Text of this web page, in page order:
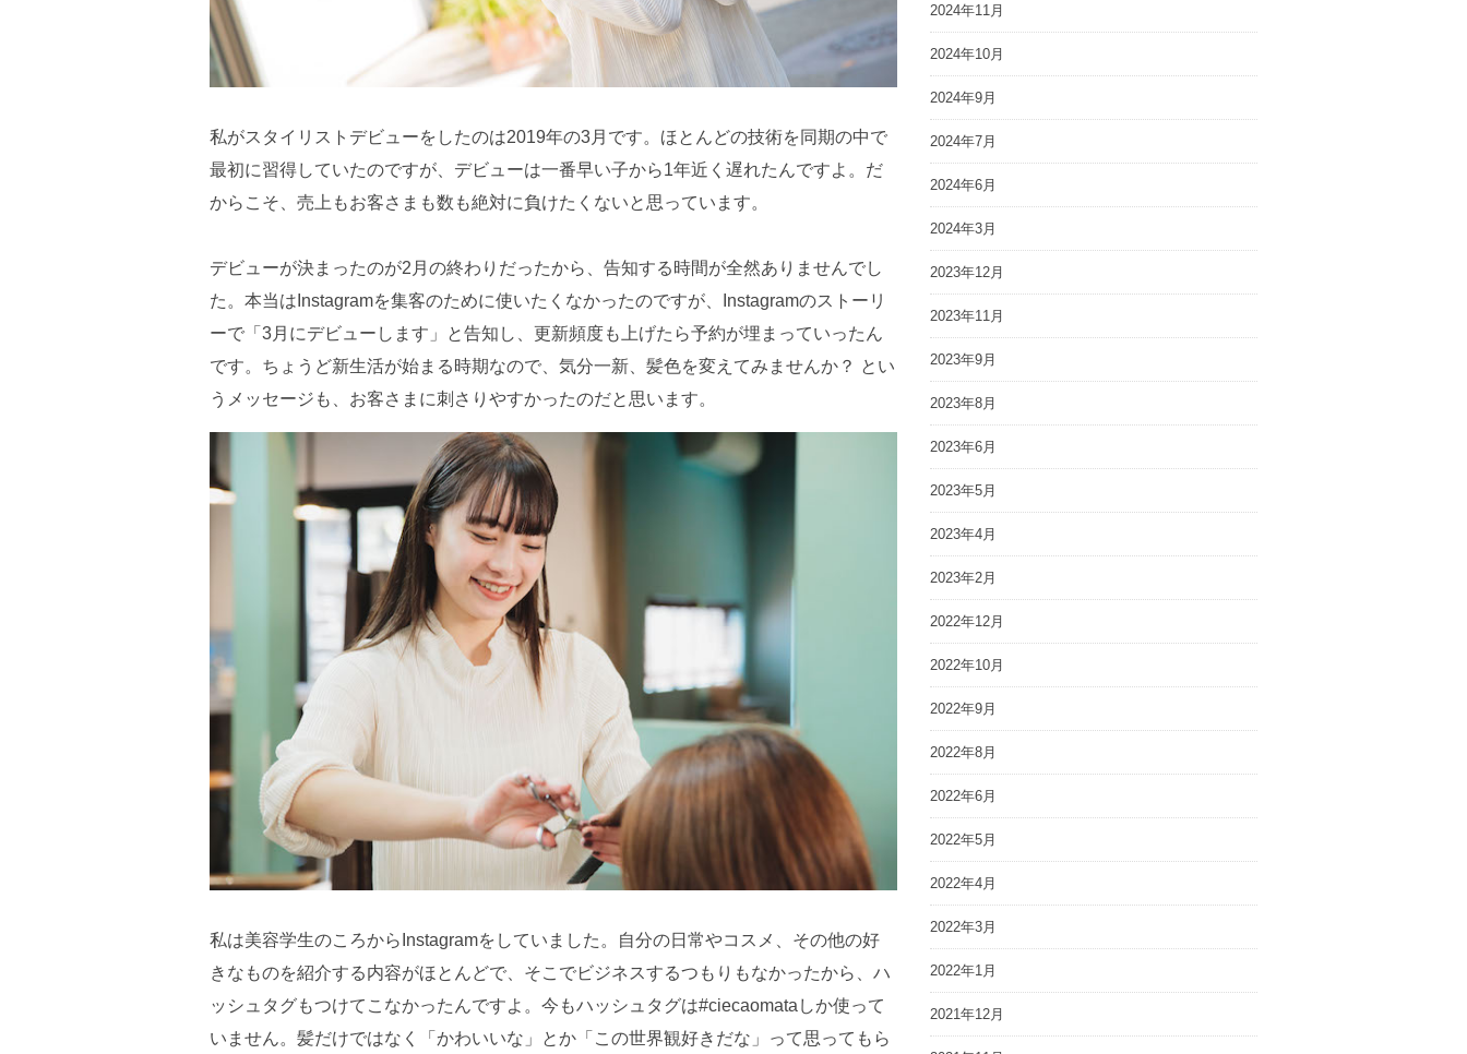
私がスタイリストデビューをしたのは2019年の3月です。ほとんどの技術を同期の中で
最初に習得していたのですが、デビューは一番早い子から1年近く遅れたんですよ。だ
からこそ、売上もお客さまも数も絶対に負けたくないと思っています。
デビューが決まったのが2月の終わりだったから、告知する時間が全然ありませんでし
た。本当はInstagramを集客のために使いたくなかったのですが、Instagramのストーリ
ーで「3月にデビューします」と告知し、更新頻度も上げたら予約が埋まっていったん
です。ちょうど新生活が始まる時期なので、気分一新、髪色を変えてみませんか？ とい
うメッセージも、お客さまに刺さりやすかったのだと思います。
私は美容学生のころからInstagramをしていました。自分の日常やコスメ、その他の好
きなものを紹介する内容がほとんどで、そこでビジネスするつもりもなかったから、ハ
ッシュタグもつけてこなかったんですよ。今もハッシュタグは#ciecaomataしか使って
いません。髪だけではなく「かわいいな」とか「この世界観好きだな」って思ってもら
2024年11月
2024年10月
2024年9月
2024年7月
2024年6月
2024年3月
2023年12月
2023年11月
2023年9月
2023年8月
2023年6月
2023年5月
2023年4月
2023年2月
2022年12月
2022年10月
2022年9月
2022年8月
2022年6月
2022年5月
2022年4月
2022年3月
2022年1月
2021年12月